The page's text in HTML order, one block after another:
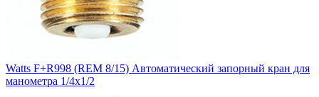
Watts F+R998 (REM 8/15) Автоматический запорный кран для
манометра 1/4х1/2